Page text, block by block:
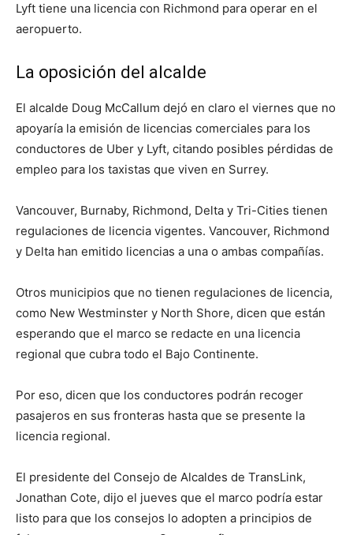
Lyft tiene una licencia con Richmond para operar en el
aeropuerto.
La oposición del alcalde
El alcalde Doug McCallum dejó en claro el viernes que no
apoyaría la emisión de licencias comerciales para los
conductores de Uber y Lyft, citando posibles pérdidas de
empleo para los taxistas que viven en Surrey.
Vancouver, Burnaby, Richmond, Delta y Tri-Cities tienen
regulaciones de licencia vigentes. Vancouver, Richmond
y Delta han emitido licencias a una o ambas compañías.
Otros municipios que no tienen regulaciones de licencia,
como New Westminster y North Shore, dicen que están
esperando que el marco se redacte en una licencia
regional que cubra todo el Bajo Continente.
Por eso, dicen que los conductores podrán recoger
pasajeros en sus fronteras hasta que se presente la
licencia regional.
El presidente del Consejo de Alcaldes de TransLink,
Jonathan Cote, dijo el jueves que el marco podría estar
listo para que los consejos lo adopten a principios de